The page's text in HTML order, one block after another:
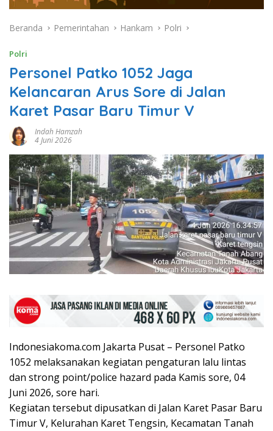
Beranda Pemerintahan Hankam Polri
Polri
Personel Patko 1052 Jaga
Kelancaran Arus Sore di Jalan
Karet Pasar Baru Timur V
Indah Hamzah
4 Juni 2026
Indonesiakoma.com Jakarta Pusat – Personel Patko
1052 melaksanakan kegiatan pengaturan lalu lintas
dan strong point/police hazard pada Kamis sore, 04
Juni 2026, sore hari.
Kegiatan tersebut dipusatkan di Jalan Karet Pasar Baru
Timur V, Kelurahan Karet Tengsin, Kecamatan Tanah